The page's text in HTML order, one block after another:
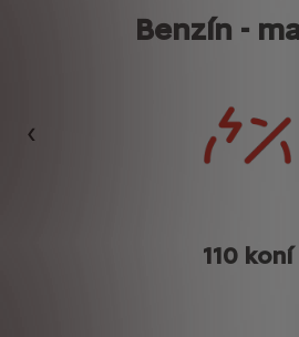
Benzín -
Předchozí
110 koní